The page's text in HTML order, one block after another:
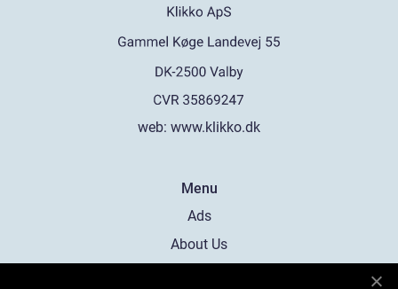
web: www.klikko.dk
Menu
Ads
About Us